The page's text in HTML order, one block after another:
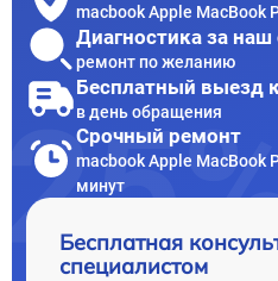
macbook Apple MacBook
Диагностика за наш
ремонт по желанию
Бесплатный выезд
в день обращения
Срочный ремонт
macbook Apple MacBook
минут
Бесплатная
специалистом